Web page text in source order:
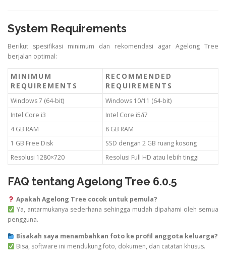
System Requirements
Berikut spesifikasi minimum dan rekomendasi agar Agelong Tree
berjalan optimal:
MINIMUM
REQUIREMENTS
RECOMMENDED
REQUIREMENTS
Windows 7 (64-bit)
Windows 10/11 (64-bit)
Intel Core i3
Intel Core i5/i7
4 GB RAM
8 GB RAM
1 GB Free Disk
SSD dengan 2 GB ruang kosong
Resolusi 1280×720
Resolusi Full HD atau lebih tinggi
FAQ tentang Agelong Tree 6.0.5
Apakah Agelong Tree cocok untuk pemula?
Ya, antarmukanya sederhana sehingga mudah dipahami oleh semua
pengguna.
Bisakah saya menambahkan foto ke profil anggota keluarga?
Bisa, software ini mendukung foto, dokumen, dan catatan khusus.